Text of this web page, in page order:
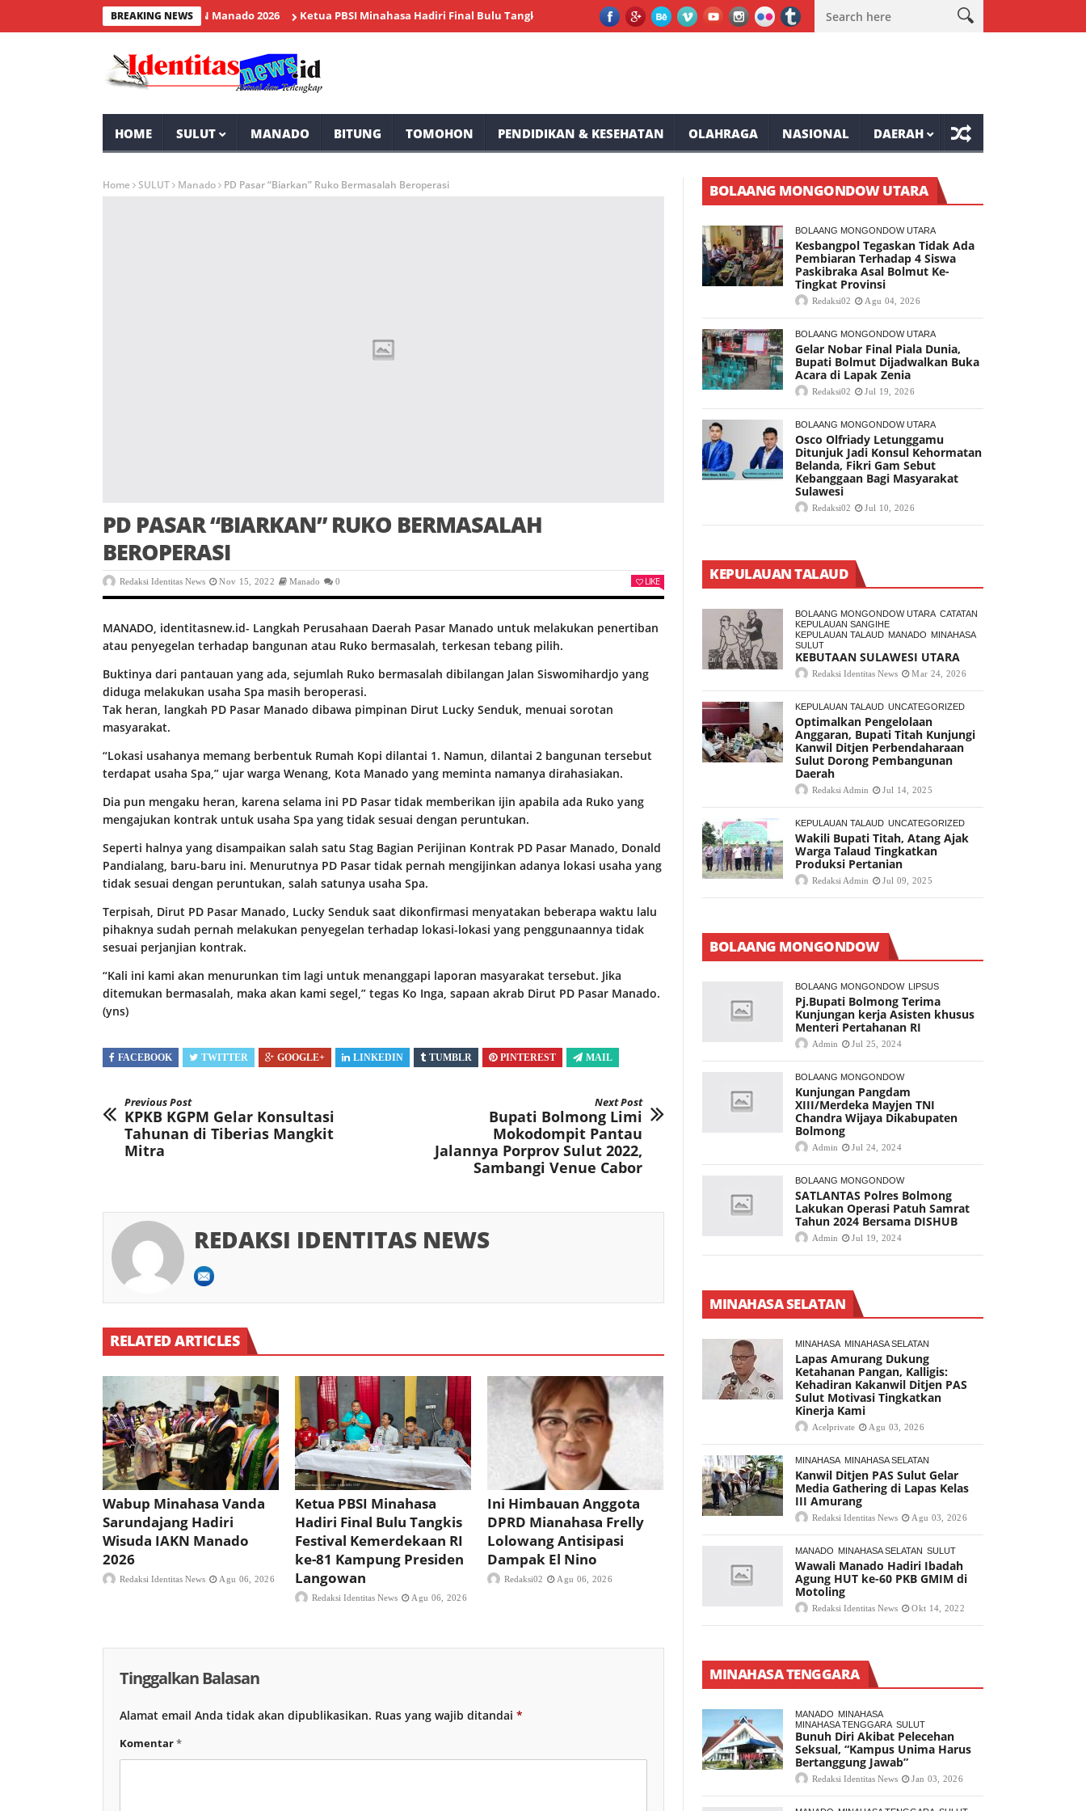
BREAKING NEWS
Hadiri Wisuda IAKN Manado 2026 Ketua PBSI Minahasa Hadiri Final Bulu Tangkis Festival Kemerdekaan RI ke-81 Kampung Presiden Langowan Ini Himbauan Anggota DPRD Mianahasa
HOME SULUT MANADO BITUNG TOMOHON PENDIDIKAN & KESEHATAN OLAHRAGA NASIONAL DAERAH
Home SULUT Manado PD Pasar “Biarkan” Ruko Bermasalah Beroperasi
PD PASAR “BIARKAN” RUKO BERMASALAH
BEROPERASI
Redaksi Identitas News Nov 15, 2022 Manado 0 LIKE
MANADO, identitasnew.id- Langkah Perusahaan Daerah Pasar Manado untuk melakukan penertiban
atau penyegelan terhadap bangunan atau Ruko bermasalah, terkesan tebang pilih.
Buktinya dari pantauan yang ada, sejumlah Ruko bermasalah dibilangan Jalan Siswomihardjo yang
diduga melakukan usaha Spa masih beroperasi.
Tak heran, langkah PD Pasar Manado dibawa pimpinan Dirut Lucky Senduk, menuai sorotan
masyarakat.
“Lokasi usahanya memang berbentuk Rumah Kopi dilantai 1. Namun, dilantai 2 bangunan tersebut
terdapat usaha Spa,” ujar warga Wenang, Kota Manado yang meminta namanya dirahasiakan.
Dia pun mengaku heran, karena selama ini PD Pasar tidak memberikan ijin apabila ada Ruko yang
mengajukan kontrak untuk usaha Spa yang tidak sesuai dengan peruntukan.
Seperti halnya yang disampaikan salah satu Stag Bagian Perijinan Kontrak PD Pasar Manado, Donald
Pandialang, baru-baru ini. Menurutnya PD Pasar tidak pernah mengijinkan adanya lokasi usaha yang
tidak sesuai dengan peruntukan, salah satunya usaha Spa.
Terpisah, Dirut PD Pasar Manado, Lucky Senduk saat dikonfirmasi menyatakan beberapa waktu lalu
pihaknya sudah pernah melakukan penyegelan terhadap lokasi-lokasi yang penggunaannya tidak
sesuai perjanjian kontrak.
“Kali ini kami akan menurunkan tim lagi untuk menanggapi laporan masyarakat tersebut. Jika
ditemukan bermasalah, maka akan kami segel,” tegas Ko Inga, sapaan akrab Dirut PD Pasar Manado.
(yns)
FACEBOOK TWITTER GOOGLE+ LINKEDIN TUMBLR PINTEREST MAIL
Previous Post
KPKB KGPM Gelar Konsultasi
Tahunan di Tiberias Mangkit
Mitra
Next Post
Bupati Bolmong Limi
Mokodompit Pantau
Jalannya Porprov Sulut 2022,
Sambangi Venue Cabor
REDAKSI IDENTITAS NEWS
RELATED ARTICLES
Wabup Minahasa Vanda
Sarundajang Hadiri
Wisuda IAKN Manado
2026
Redaksi Identitas News Agu 06, 2026
Ketua PBSI Minahasa
Hadiri Final Bulu Tangkis
Festival Kemerdekaan RI
ke-81 Kampung Presiden
Langowan
Redaksi Identitas News Agu 06, 2026
Ini Himbauan Anggota
DPRD Mianahasa Frelly
Lolowang Antisipasi
Dampak El Nino
Redaksi02 Agu 06, 2026
Tinggalkan Balasan
Alamat email Anda tidak akan dipublikasikan. Ruas yang wajib ditandai *
Komentar*
BOLAANG MONGONDOW UTARA
BOLAANG MONGONDOW UTARA
Kesbangpol Tegaskan Tidak Ada
Pembiaran Terhadap 4 Siswa
Paskibraka Asal Bolmut Ke-
Tingkat Provinsi
Redaksi02 Agu 04, 2026
BOLAANG MONGONDOW UTARA
Gelar Nobar Final Piala Dunia,
Bupati Bolmut Dijadwalkan Buka
Acara di Lapak Zenia
Redaksi02 Jul 19, 2026
BOLAANG MONGONDOW UTARA
Osco Olfriady Letunggamu
Ditunjuk Jadi Konsul Kehormatan
Belanda, Fikri Gam Sebut
Kebanggaan Bagi Masyarakat
Sulawesi
Redaksi02 Jul 10, 2026
KEPULAUAN TALAUD
BOLAANG MONGONDOW UTARA CATATAN
KEPULAUAN SANGIHE
KEPULAUAN TALAUD MANADO MINAHASA
SULUT
KEBUTAAN SULAWESI UTARA
Redaksi Identitas News Mar 24, 2026
KEPULAUAN TALAUD UNCATEGORIZED
Optimalkan Pengelolaan
Anggaran, Bupati Titah Kunjungi
Kanwil Ditjen Perbendaharaan
Sulut Dorong Pembangunan
Daerah
Redaksi Admin Jul 14, 2025
KEPULAUAN TALAUD UNCATEGORIZED
Wakili Bupati Titah, Atang Ajak
Warga Talaud Tingkatkan
Produksi Pertanian
Redaksi Admin Jul 09, 2025
BOLAANG MONGONDOW
BOLAANG MONGONDOW LIPSUS
Pj.Bupati Bolmong Terima
Kunjungan kerja Asisten khusus
Menteri Pertahanan RI
Admin Jul 25, 2024
BOLAANG MONGONDOW
Kunjungan Pangdam
XIII/Merdeka Mayjen TNI
Chandra Wijaya Dikabupaten
Bolmong
Admin Jul 24, 2024
BOLAANG MONGONDOW
SATLANTAS Polres Bolmong
Lakukan Operasi Patuh Samrat
Tahun 2024 Bersama DISHUB
Admin Jul 19, 2024
MINAHASA SELATAN
MINAHASA MINAHASA SELATAN
Lapas Amurang Dukung
Ketahanan Pangan, Kalligis:
Kehadiran Kakanwil Ditjen PAS
Sulut Motivasi Tingkatkan
Kinerja Kami
Acelprivate Agu 03, 2026
MINAHASA MINAHASA SELATAN
Kanwil Ditjen PAS Sulut Gelar
Media Gathering di Lapas Kelas
III Amurang
Redaksi Identitas News Agu 03, 2026
MANADO MINAHASA SELATAN SULUT
Wawali Manado Hadiri Ibadah
Agung HUT ke-60 PKB GMIM di
Motoling
Redaksi Identitas News Okt 14, 2022
MINAHASA TENGGARA
MANADO MINAHASA
MINAHASA TENGGARA SULUT
Bunuh Diri Akibat Pelecehan
Seksual, “Kampus Unima Harus
Bertanggung Jawab”
Redaksi Identitas News Jan 03, 2026